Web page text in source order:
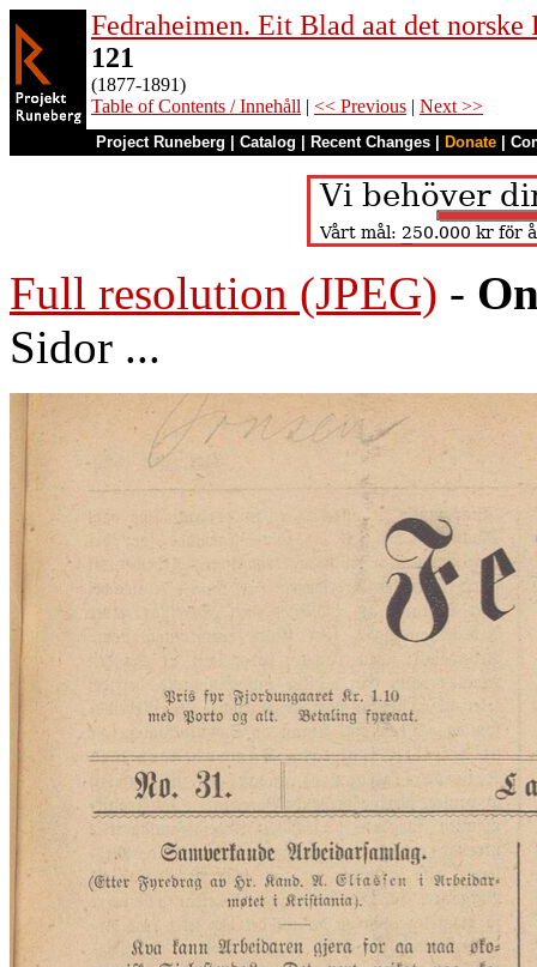
Fedraheimen. Eit Blad aat det norske
121
(1877-1891)
Table of Contents / Innehåll | << Previous | Next >>
Project Runeberg Catalog Recent Changes Donate
Full resolution (JPEG) -
Sidor ...